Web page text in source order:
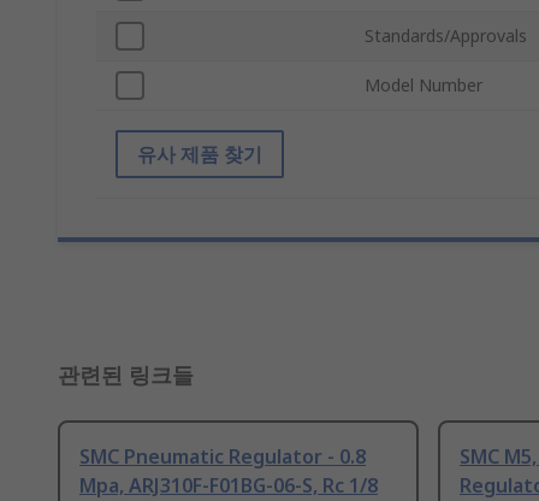
Standards/Approvals
Model Number
유사 제품 찾기
관련된 링크들
SMC Pneumatic Regulator - 0.8
Mpa, ARJ310F-F01BG-06-S, Rc 1/8
SMC